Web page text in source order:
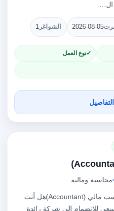
2026-08-05 الشواغر 1
نوع العمل
محاسبة ومالية
محاسب مالي (Accountant)هل أنت
للانضمام إلى شركة رائدة